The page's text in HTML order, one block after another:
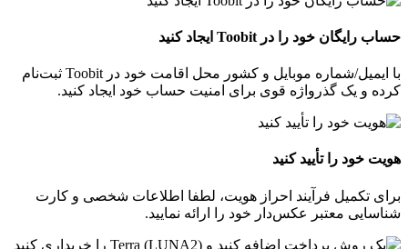
حساب رایگان خود را در Toobit ایجاد کنید
با ایمیل/شماره موبایل و کشور محل اقامت خود در Toobit ثبت‌نام
کرده و یک گذرواژه قوی برای امنیت حساب خود ایجاد کنید.
هویت خود را تأیید کنید
برای تکمیل فرآیند احراز هویت، لطفا اطلاعات شخصی و کارت
شناسایی معتبر عکس‌دار خود را ارائه نمایید.